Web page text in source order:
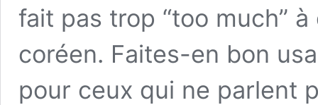
fait pas trop “too much”
coréen. Faites-en bon
pour ceux qui ne parlent